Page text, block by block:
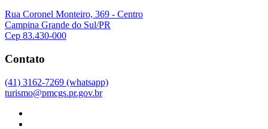
Rua Coronel Monteiro, 369 - Centro
Campina Grande do Sul/PR
Cep 83.430-000
Contato
(41) 3162-7269 (whatsapp)
turismo@pmcgs.pr.gov.br